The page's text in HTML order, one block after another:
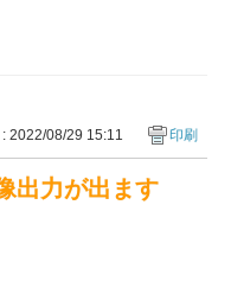
2022/08/29 15:11 印刷
出力が出ます